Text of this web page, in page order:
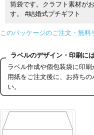
筒袋です。クラフト素材が
す。 #結婚式プチギフト
このパッケージのご注文・無料
ラベルのデザイン・印刷に
ラベル作成や個包装袋に印刷
用紙をご注文後に、お持ち
い。